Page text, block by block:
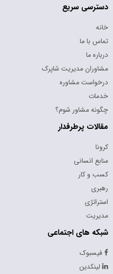
دسترسی سریع
خانه
تماس با ما
درباره ما
مشاوران مدیریت شاپرک
درخواست مشاوره
خدمات
چگونه مشاور شوم؟
مقالات پرطرفدار
کرونا
منابع انسانی
کسب و کار
رهبری
استراتژی
مدیریت
شبکه های اجتماعی
فیسبوک
لینکدین